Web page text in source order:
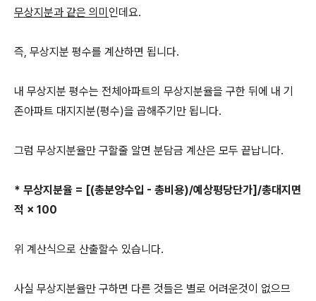
무상지분과 같은 의미 인데요.
즉, 무상지분 평수를 계산하면 됩니다.
내 무상지분 평수는 전체아파트의 무상지분율을 구한 뒤에 내 기
존아파트 대지지분(평수)을 곱해주기만 됩니다.
그럼 무상지분율만 구할줄 알면 분담금 계산은 모두 끝납니다.
* 무상지분율 = [(총분양수입 - 총비용)/예상평당단가]/총대지면
적 × 100
위 계산식으로 산출할수 있습니다.
사실 무상지분율만 구하면 다른 것들은 별로 어려운것이 없으므